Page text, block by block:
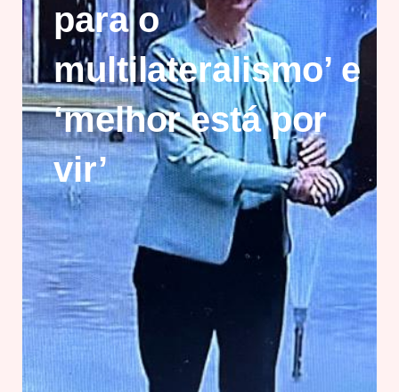
para o
multilateralismo’ e
‘melhor está por
vir’